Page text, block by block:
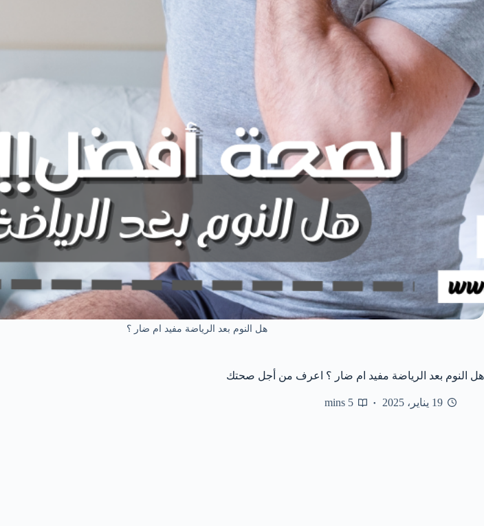
هل النوم بعد الرياضة مفيد ام ضار ؟
هل النوم بعد الرياضة مفيد ام ضار ؟ اعرف من أجل صحتك
19 يناير، 2025 5 mins